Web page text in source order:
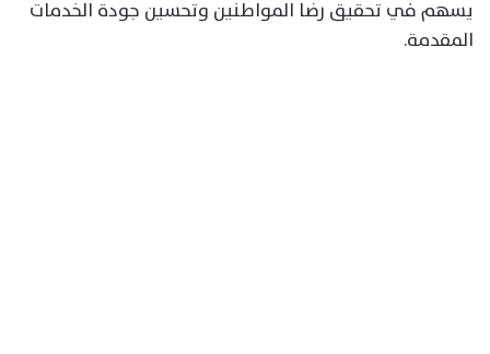
يسهم في تحقيق رضا المواطنين وتحسين جودة الخدمات
المقدمة.